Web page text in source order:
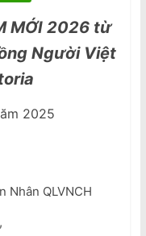
MỚI 2026 từ
Người Việt
2025
Nhân QLVNCH